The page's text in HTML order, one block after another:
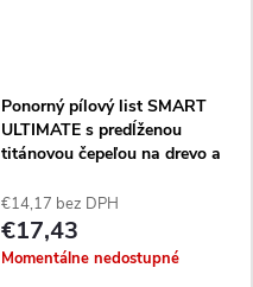
Ponorný pílový list SMART
ULTIMATE s predĺženou
titánovou čepeľou na drevo a
€14,17 bez DPH
€17,43
Momentálne nedostupné